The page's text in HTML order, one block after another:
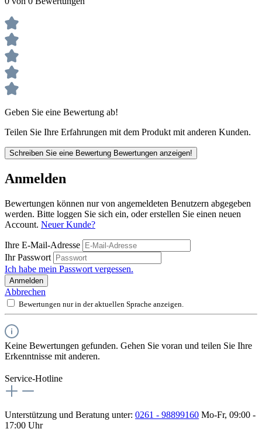
Geben Sie eine Bewertung ab!
Teilen Sie Ihre Erfahrungen mit dem Produkt mit anderen Kunden.
Schreiben Sie eine Bewertung Bewertungen anzeigen!
Anmelden
Bewertungen können nur von angemeldeten Benutzern abgegeben
werden. Bitte loggen Sie sich ein, oder erstellen Sie einen neuen
Account. Neuer Kunde?
Ihre E-Mail-Adresse
Ihr Passwort
Ich habe mein Passwort vergessen.
Anmelden
Abbrechen
Bewertungen nur in der aktuellen Sprache anzeigen.
Keine Bewertungen gefunden. Gehen Sie voran und teilen Sie Ihre
Erkenntnisse mit anderen.
Service-Hotline
Unterstützung und Beratung unter: 0261 - 98899160 Mo-Fr, 09:00 -
17:00 Uhr